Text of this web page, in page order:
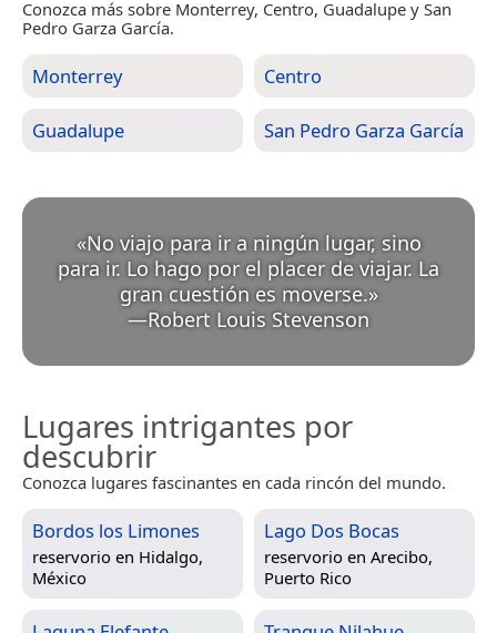
Conozca más sobre Monterrey, Centro, Guadalupe y San
Pedro Garza García.
Monterrey Centro
Guadalupe San Pedro Garza García
«No viajo para ir a ningún lugar, sino
para ir. Lo hago por el placer de viajar. La
gran cuestión es moverse. »
—Robert Louis Stevenson
Lugares intrigantes por
descubrir
Conozca lugares fascinantes en cada rincón del mundo.
Bordos los Limones
reservorio en Hidalgo,
México
Lago Dos Bocas
reservorio en Arecibo,
Puerto Rico